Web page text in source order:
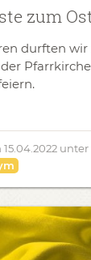
zum
durften
15.04.2022 unter